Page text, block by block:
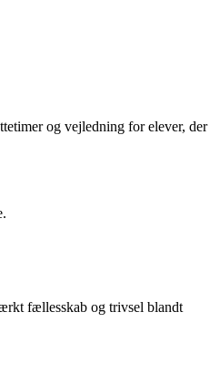
og vejledning for elever, der
fællesskab og trivsel blandt